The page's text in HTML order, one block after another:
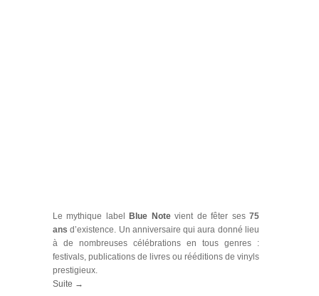
Le mythique label Blue Notevient de fêter ses75
ans d’existence. Un anniversaire qui aura donné lieu
à de nombreuses célébrations en tous genres :
festivals, publications de livres ou rééditions de vinyls
prestigieux.
Suite →